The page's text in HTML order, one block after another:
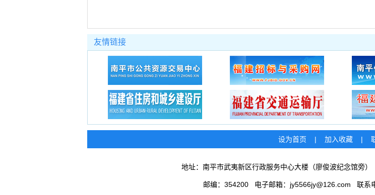
友情链接
设为首页 | 加入收藏 |
地址：南平市武夷新区行政服务中心大楼（廖俊波纪念馆旁
邮编：354200 电子邮箱：jy5566jy@126.com 联系